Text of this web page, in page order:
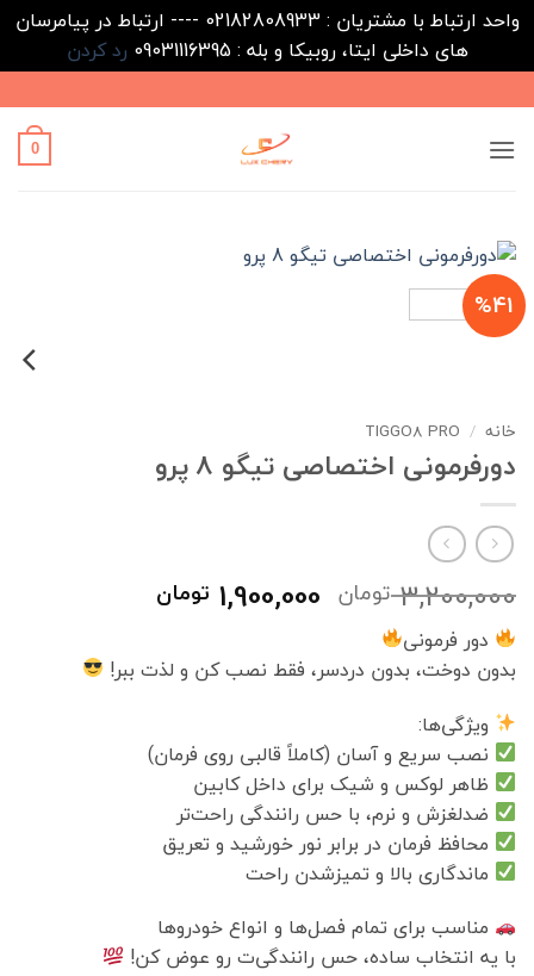
واحد ارتباط با مشتریان : 02182808933 ---- ارتباط در پیامرسان
های داخلی ایتا، روبیکا و بله : 09031116395
رد کردن
to
content
0
%41
خانه /
TIGGO8 PRO
دورفرمونی اختصاصی تیگو 8 پرو
3,200,000 تومان قیمت
اصلی
3,200,000 تومان
بود.
1,900,000 تومان
است.
دور فرمونی
بدون دوخت، بدون دردسر، فقط نصب کن و لذت ببر!
ویژگی‌ها:
نصب سریع و آسان (کاملاً قالبی روی فرمان)
ظاهر لوکس و شیک برای داخل کابین
ضدلغزش و نرم، با حس رانندگی راحت‌تر
محافظ فرمان در برابر نور خورشید و تعریق
ماندگاری بالا و تمیزشدن راحت
مناسب برای تمام فصل‌ها و انواع خودروها
با یه انتخاب ساده، حس رانندگی‌ت رو عوض کن!